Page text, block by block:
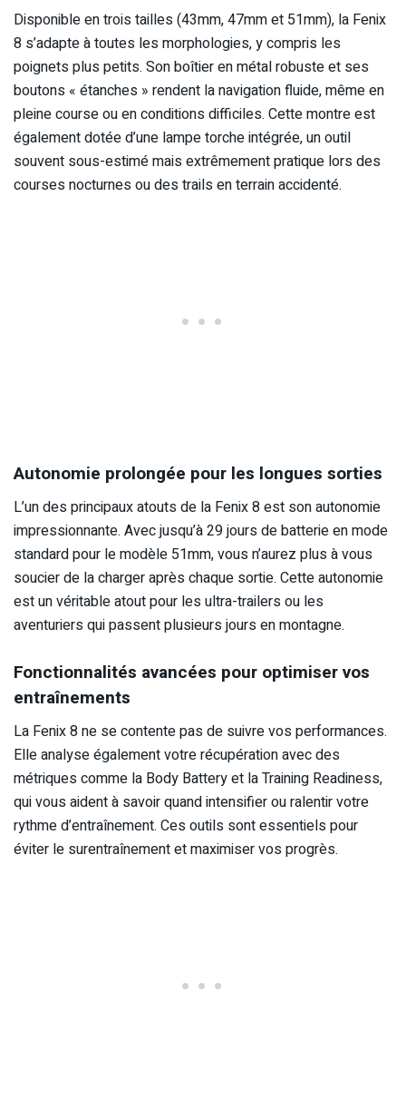
Disponible en trois tailles (43mm, 47mm et 51mm), la Fenix
8 s’adapte à toutes les morphologies, y compris les
poignets plus petits. Son boîtier en métal robuste et ses
boutons « étanches » rendent la navigation fluide, même en
pleine course ou en conditions difficiles. Cette montre est
également dotée d’une lampe torche intégrée, un outil
souvent sous-estimé mais extrêmement pratique lors des
courses nocturnes ou des trails en terrain accidenté.
Autonomie prolongée pour les longues sorties
L’un des principaux atouts de la Fenix 8 est son autonomie
impressionnante. Avec jusqu’à 29 jours de batterie en mode
standard pour le modèle 51mm, vous n’aurez plus à vous
soucier de la charger après chaque sortie. Cette autonomie
est un véritable atout pour les ultra-trailers ou les
aventuriers qui passent plusieurs jours en montagne.
Fonctionnalités avancées pour optimiser vos
entraînements
La Fenix 8 ne se contente pas de suivre vos performances.
Elle analyse également votre récupération avec des
métriques comme la Body Battery et la Training Readiness,
qui vous aident à savoir quand intensifier ou ralentir votre
rythme d’entraînement. Ces outils sont essentiels pour
éviter le surentraînement et maximiser vos progrès.